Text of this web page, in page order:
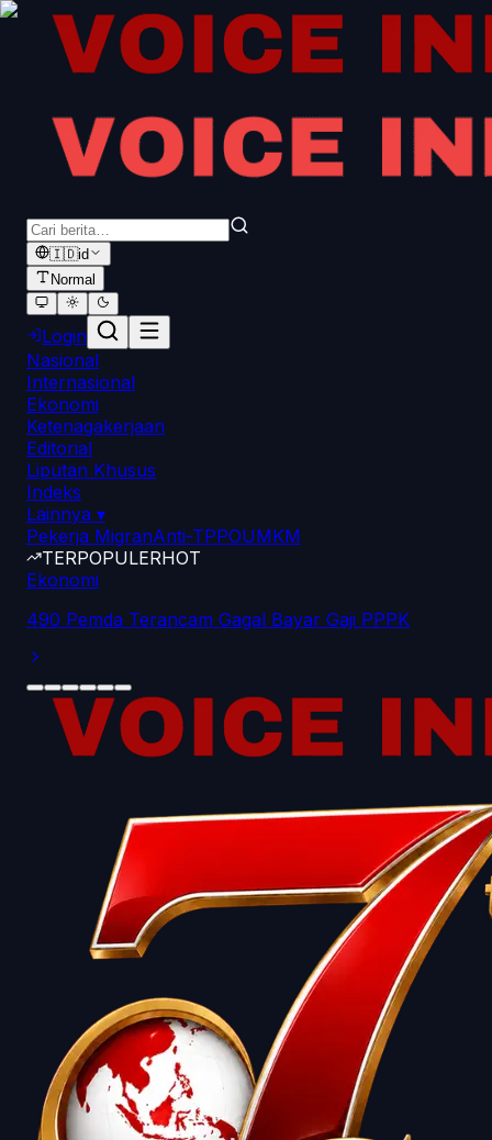
🇮🇩id
Normal
Login
Nasional
Internasional
Ekonomi
Ketenagakerjaan
Editorial
Liputan Khusus
Indeks
Lainnya ▾
Pekerja MigranAnti-TPPOUMKM
TERPOPULERHOT
Ekonomi
490 Pemda Terancam Gagal Bayar Gaji PPPK